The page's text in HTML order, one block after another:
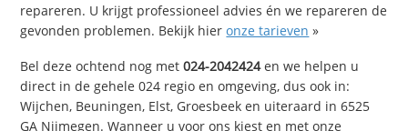
repareren. U krijgt professioneel advies én we repareren de
gevonden problemen. Bekijk hieronze tarieven »
Bel deze ochtend nog met024-2042424en we helpen u
direct in de gehele 024 regio en omgeving, dus ook in:
Wijchen, Beuningen, Elst, Groesbeek en uiteraard in 6525
GA Nijmegen. Wanneer u voor ons kiest en met onze